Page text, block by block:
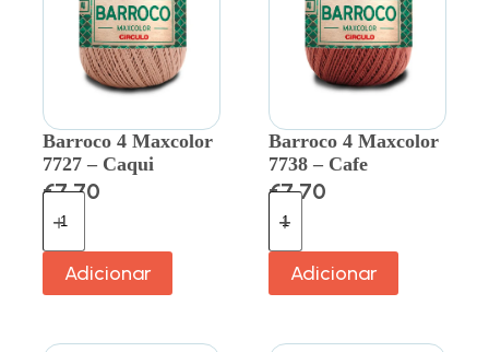
Barroco 4 Maxcolor
7727 – Caqui
€7.70
Adicionar
Barroco 4 Maxcolor
7738 – Cafe
€7.70
Adicionar